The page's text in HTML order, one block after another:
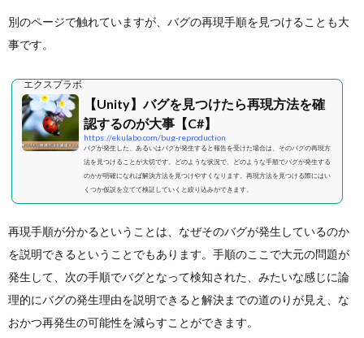
別のページで触れていますが、バグの再現手順を見つけることも大
事です。
エクスプラボ
【Unity】バグを見つけたら再現方法を確
認するのが大事【C#】
https://ekulabo.com/bug-reproduction
バグが発生した、あるいはバグが発生すると報告を受けた場合は、そのバグの再現方
法を見つけることが大切です。どのような状況で、どのような手順でバグが発生する
のかが明確になれば解決方法を見つけやすくなります。再現方法を見つける際にはい
くつか仮説を立てて検証していくと絞り込みができます。
再現手順が分かるということは、なぜそのバグが発生しているのか
を説明できるということでもあります。手順のここで大元の問題が
発生して、次の手順でバグとなって検知された、みたいな感じに論
理的にバグの発生理由を説明できると解決までの道のりが見え、な
おかつ再発生の可能性を減らすことができます。